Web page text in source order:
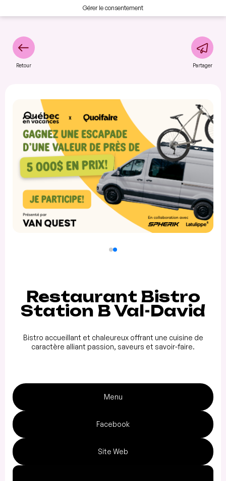
Gérer le consentement
Retour Partager
Restaurant Bistro
Station B Val-David
Bistro accueillant et chaleureux offrant une cuisine de
caractère alliant passion, saveurs et savoir-faire.
Menu
Facebook
Site Web